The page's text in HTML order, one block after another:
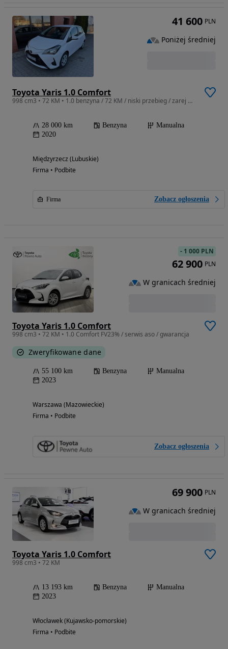
Toyota Yaris 1.0 Comfort
998 cm3 • 72 KM • 1.0 benzyna / 72 KM / niski przebieg / zarej w PL / zadbany / zamiana
28 000 km Benzyna
Manualna
2020
Międzyrzecz (Lubuskie)
Firma • Podbite
Firma Zobacz ogłoszenia
41 600 PLN
Poniżej średniej
Toyota Yaris 1.0 Comfort
998 cm3 • 72 KM • 1.0 Comfort FV23% / serwis aso / gwarancja
Zweryfikowane dane
55 100 km Benzyna
Manualna
2023
Warszawa (Mazowieckie)
Firma • Podbite
Zobacz ogłoszenia
- 1 000 PLN
62 900 PLN
W granicach średniej
Toyota Yaris 1.0 Comfort
998 cm3 • 72 KM
13 193 km Benzyna
Manualna
2023
Włocławek (Kujawsko-pomorskie)
Firma • Podbite
69 900 PLN
W granicach średniej